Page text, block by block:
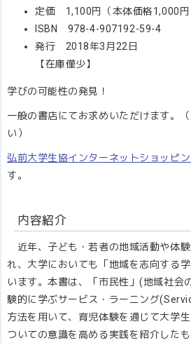
定価 1,100円（本体価格1,000円
ISBN 978-4-907192-59-4
発行 2018年3月22日
【在庫僅少】
学びの可能性の発見！
一般の書店にてお求めいただけます。
い）
弘前大学生協インターネットショッピ
す。
内容紹介
近年、子ども・若者の地域活動や体
れ、大学においても「地域を志向する
います。本書は、「市民性」(地域社会
験的に学ぶサービス・ラーニング
方法を用いて、育児体験を通じて大学
ついての意識を高める実践を紹介した